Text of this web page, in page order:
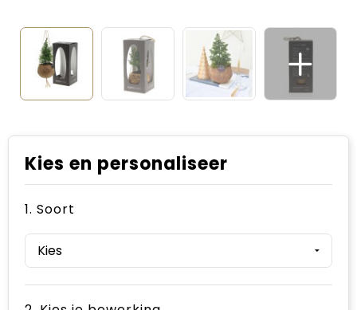
Kies en personaliseer
1. Soort